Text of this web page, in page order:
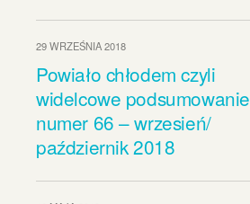
29 WRZEŚNIA 2018
Powiało chłodem czyli
widelcowe podsumowanie
numer 66 – wrzesień/
październik 2018